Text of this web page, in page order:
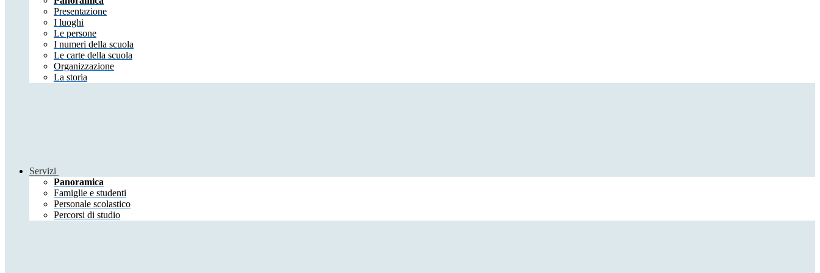
Presentazione
I luoghi
Le persone
I numeri della scuola
Le carte della scuola
Organizzazione
La storia
Servizi
Panoramica
Famiglie e studenti
Personale scolastico
Percorsi di studio